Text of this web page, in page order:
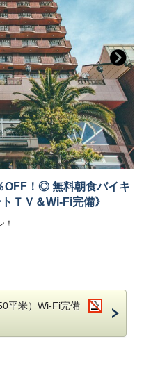
OFF！◎ 無料朝食バイキ
ＴＶ＆Wi-Fi完備》
！
00》
関しては予めご連絡くださ
のでご了承ください。
平米）Wi-Fi完備